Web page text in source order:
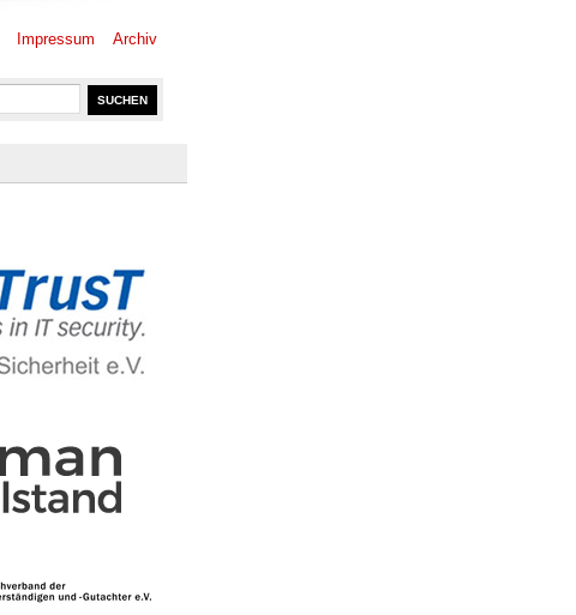
Impressum Archiv